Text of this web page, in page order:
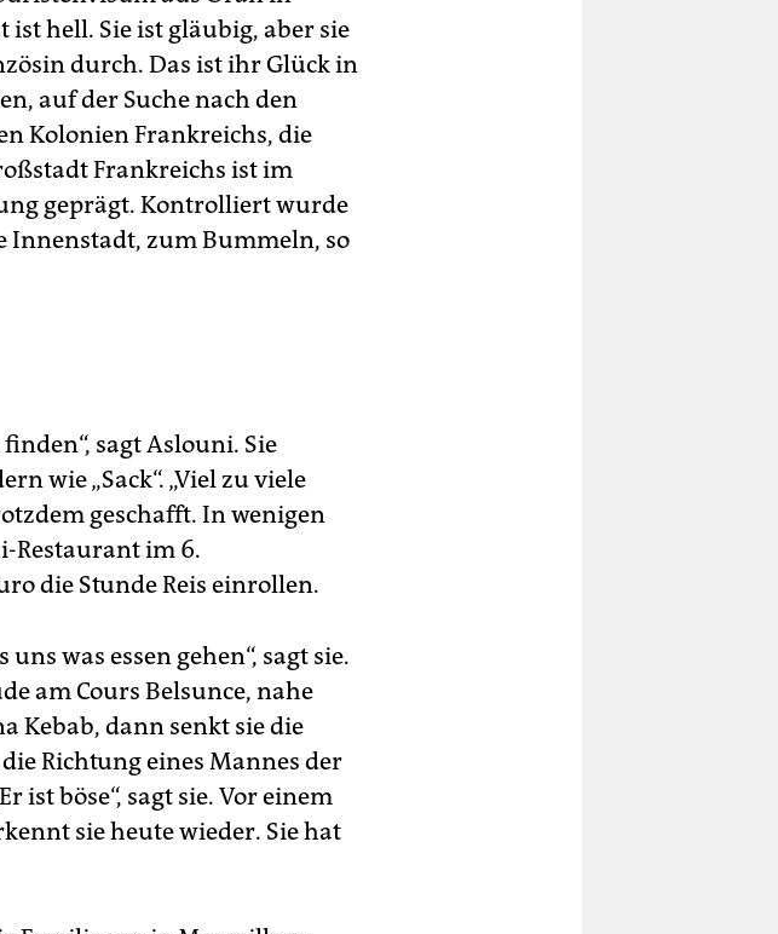
hell. Sie ist gläubig, aber sie
durch. Das ist ihr Glück in
auf der Suche nach den
Kolonien Frankreichs, die
Frankreichs ist im
geprägt. Kontrolliert wurde
Innenstadt, zum Bummeln, so
sagt Aslouni. Sie
wie „Sack“. „Viel zu viele
geschafft. In wenigen
Restaurant im 6.
die Stunde Reis einrollen.
was essen gehen“, sagt sie.
am Cours Belsunce, nahe
Kebab, dann senkt sie die
Richtung eines Mannes der
ist böse“, sagt sie. Vor einem
sie heute wieder. Sie hat